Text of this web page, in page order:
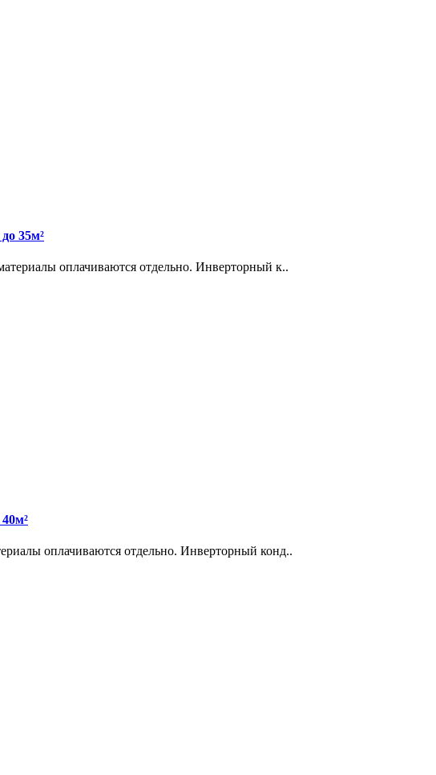
35м²
оплачиваются отдельно. Инверторный к..
оплачиваются отдельно. Инверторный конд..